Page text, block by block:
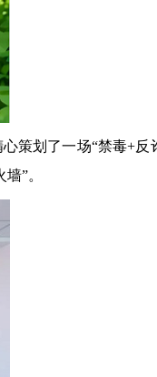
策划了一场“禁毒+反
”。